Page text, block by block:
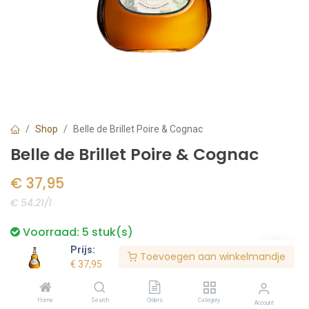
Prijs:
€ 37,95
Toevoegen aan winkelmandje
Home Search Orders Category Account
Shop Belle de Brillet Poire & Cognac
Belle de Brillet Poire & Cognac
€ 37,95
€ 54.21/l
Voorraad: 5 stuk(s)
Bestel nu